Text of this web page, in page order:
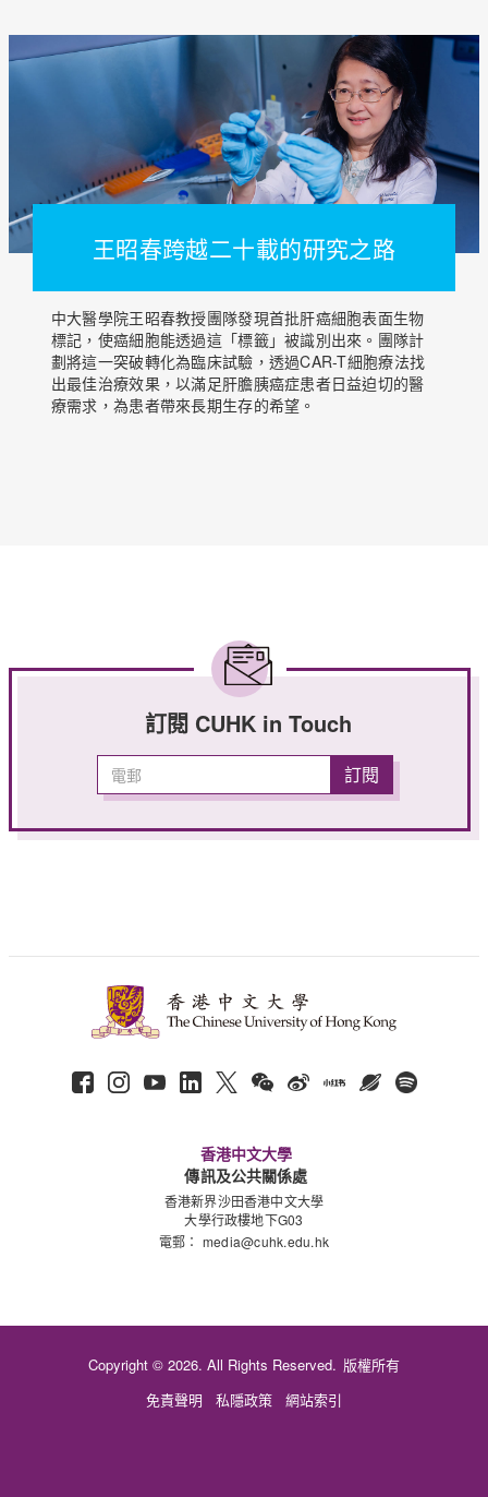
王昭春跨越二十載的研究之路
中大醫學院王昭春教授團隊發現首批肝癌細胞表面生物
標記，使癌細胞能透過這「標籤」被識別出來。團隊計
劃將這一突破轉化為臨床試驗，透過CAR-T細胞療法找
出最佳治療效果，以滿足肝膽胰癌症患者日益迫切的醫
療需求，為患者帶來長期生存的希望。
訂閱 CUHK in Touch
香港中文大學
傳訊及公共關係處
香港新界沙田香港中文大學
大學行政樓地下G03
電郵： media@cuhk.edu.hk
Copyright © 2026. All Rights Reserved. 版權所有
免責聲明
私隱政策 網站索引